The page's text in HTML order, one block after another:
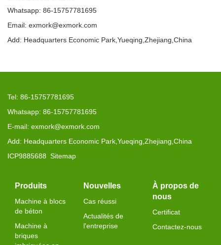
Whatsapp: 86-15757781695
Email: exmork@exmork.com
Add: Headquarters Economic Park,Yueqing,Zhejiang,China
Tel: 86-15757781695
Whatsapp: 86-15757781695
E-mail: exmork@exmork.com
Add: Headquarters Economic Park,Yueqing,Zhejiang,China
ICP9885688 Sitemap
Produits
Machine à blocs
de béton
Machine à
briques
Nouvelles
Cas réussi
Actualités de
l'entreprise
À propos de
nous
Certificat
Contactez-nous